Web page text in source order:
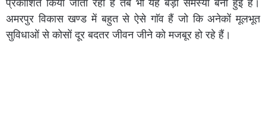
प्रकाशित किया जाता रहा हैं तब भी यह बड़ी समस्या बनी हुई हैं।
अमरपुर विकास खण्ड में बहुत से ऐसे गाॅव हैं जो कि अनेकों मूलभूत
सुविधाओं से कोसों दूर बदतर जीवन जीने को मजबूर हो रहे हैं।